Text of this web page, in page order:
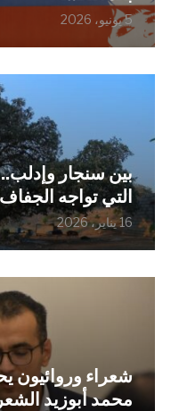
5 يونيو، 2026
بين سنجار
التي تواجه الجفاف
16 يناير، 2026
شعراء وروائيون
محمد أبوزيد